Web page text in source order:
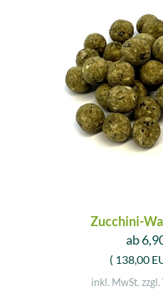
Zucchini-
ab
( 138,00
inkl. MwSt. zzgl.